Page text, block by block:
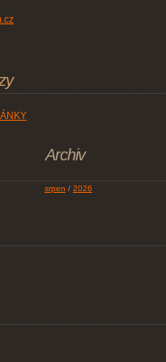
Archiv
srpen / 2026